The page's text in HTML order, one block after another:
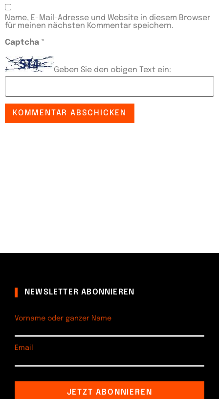
Name, E-Mail-Adresse und Website in diesem Browser
für meinen nächsten Kommentar speichern.
Captcha *
Geben Sie den obigen Text ein:
NEWSLETTER ABONNIEREN
Vorname oder ganzer Name
Email